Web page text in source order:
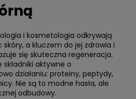
i kosmetologia odkrywają
a kluczem do jej zdrowia i
się skuteczna regeneracja.
składniki aktywne o
działaniu: proteiny, peptydy,
Nie są to modne hasła, ale
odbudowy.